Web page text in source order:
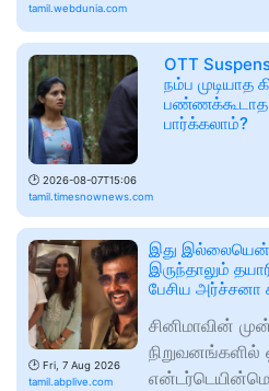
tamil.webdunia.com
🕑 2026-08-07T15:06
tamil.timesnownews.com
OTT
நம்ப முடியாத
பண்ணக்கூடாத
பார்க்கலாம்?
🕑 Fri, 7 Aug 2026
tamil.abplive.com
இது
இருந்தாலும்
பேசிய அர்ச்சனா
சினிமாவின்